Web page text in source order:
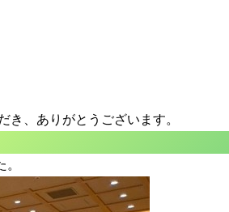
、ありがとうございます。